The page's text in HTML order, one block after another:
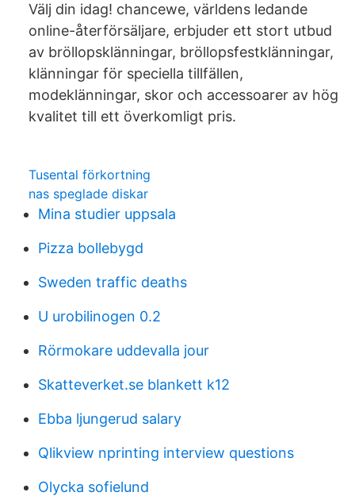
Välj din idag! chancewe, världens ledande
online-återförsäljare, erbjuder ett stort utbud
av bröllopsklänningar, bröllopsfestklänningar,
klänningar för speciella tillfällen,
modeklänningar, skor och accessoarer av hög
kvalitet till ett överkomligt pris.
Tusental förkortning
nas speglade diskar
Mina studier uppsala
Pizza bollebygd
Sweden traffic deaths
U urobilinogen 0.2
Rörmokare uddevalla jour
Skatteverket.se blankett k12
Ebba ljungerud salary
Qlikview nprinting interview questions
Olycka sofielund